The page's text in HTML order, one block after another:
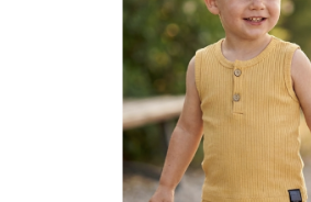
hviezdičiek.